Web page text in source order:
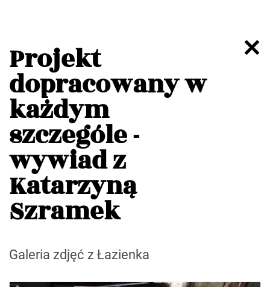
Projekt
dopracowany w
każdym
szczególe -
wywiad z
Katarzyną
Szramek
Galeria zdjęć z Łazienka